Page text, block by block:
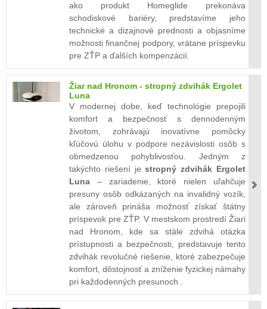
ako produkt Homeglide prekonáva
schodiskové bariéry, predstavíme jeho
technické a dizajnové prednosti a objasníme
možnosti finančnej podpory, vrátane príspevku
pre ZŤP a ďalších kompenzácií.
Žiar nad Hronom - stropný zdvihák Ergolet
Luna
V modernej dobe, keď technológie prepojili
komfort a bezpečnosť s dennodenným
životom, zohrávajú inovatívne pomôcky
kľúčovú úlohu v podpore nezávislosti osôb s
obmedzenou pohyblivosťou. Jedným z
takýchto riešení jestropný zdvihák Ergolet
Luna – zariadenie, ktoré nielen uľahčuje
presuny osôb odkázaných na invalidný vozík,
ale zároveň prináša možnosť získať štátny
príspevok pre ZŤP. V mestskom prostredí Žiari
nad Hronom, kde sa stále zdvihá otázka
prístupnosti a bezpečnosti, predstavuje tento
zdvihák revolučné riešenie, ktoré zabezpečuje
komfort, dôstojnosť a zníženie fyzickej námahy
pri každodenných presunoch .